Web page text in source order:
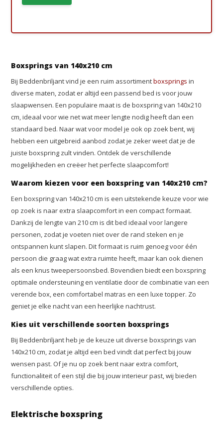
Boxsprings van 140x210 cm
Bij Beddenbriljant vind je een ruim assortimentboxsprings in
diverse maten, zodat er altijd een passend bed is voor jouw
slaapwensen. Een populaire maat is de boxspring van 140x210
cm, ideaal voor wie net wat meer lengte nodig heeft dan een
standaard bed. Naar wat voor model je ook op zoek bent, wij
hebben een uitgebreid aanbod zodat je zeker weet dat je de
juiste boxspring zult vinden. Ontdek de verschillende
mogelijkheden en creëer het perfecte slaapcomfort!
Waarom kiezen voor een boxspring van 140x210 cm?
Een boxspring van 140x210 cm is een uitstekende keuze voor wie
op zoek is naar extra slaapcomfort in een compact formaat.
Dankzij de lengte van 210 cm is dit bed ideaal voor langere
personen, zodat je voeten niet over de rand steken en je
ontspannen kunt slapen. Dit formaat is ruim genoeg voor één
persoon die graag wat extra ruimte heeft, maar kan ook dienen
als een knus tweepersoonsbed. Bovendien biedt een boxspring
optimale ondersteuning en ventilatie door de combinatie van een
verende box, een comfortabel matras en een luxe topper. Zo
geniet je elke nacht van een heerlijke nachtrust.
Kies uit verschillende soorten boxsprings
Bij Beddenbriljant heb je de keuze uit diverse boxsprings van
140x210 cm, zodat je altijd een bed vindt dat perfect bij jouw
wensen past. Of je nu op zoek bent naar extra comfort,
functionaliteit of een stijl die bij jouw interieur past, wij bieden
verschillende opties.
Elektrische boxspring